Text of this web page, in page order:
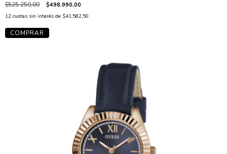
$525.250,00 $498.990,00
12 cuotas sin interés de $41.582,50